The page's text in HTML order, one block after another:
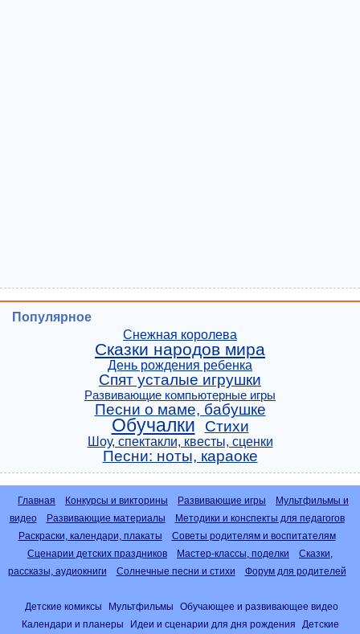
Популярное
Снежная королева
Сказки народов мира
День рождения ребенка
Спят усталые игрушки
Развивающие компьютерные игры
Песни о маме, бабушке
Обучалки Стихи
Шоу, спектакли, квесты, сценки
Песни: ноты, караоке
Главная Конкурсы и викторины Развивающие игры
Мультфильмы и
видео
Развивающие материалы
Методики и конспекты для педагогов
Раскраски, календари, плакаты
Советы родителям и воспитателям
Сценарии детских праздников
Мастер-классы, поделки
Сказки,
рассказы, аудиокниги
Солнечные песни и стихи Форум для родителей
Детские комиксы Мультфильмы
Обучающее и развивающее видео
Календари и планеры
Идеи и сценарии для дня рождения
Детские